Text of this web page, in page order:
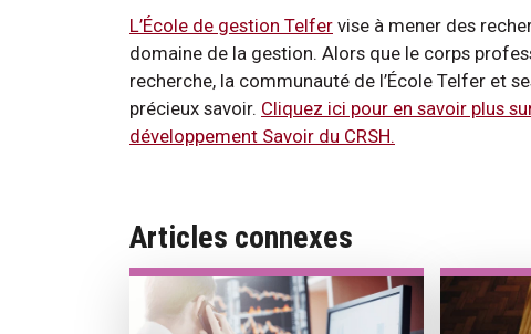
L’École de gestion Telfer vise à mener des
domaine de la gestion. Alors que le corps
recherche, la communauté de l’École Telfer et
précieux savoir. Cliquez ici pour en savoir plus
développement Savoir du CRSH.
Articles connexes